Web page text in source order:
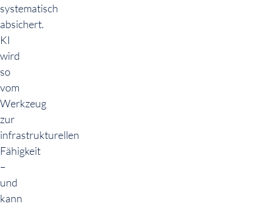
systematisch
absichert.
KI
wird
so
vom
Werkzeug
zur
infrastrukturellen
Fähigkeit
–
und
kann